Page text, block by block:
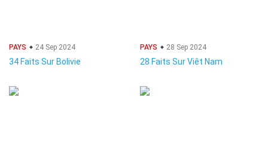
PAYS 24 Sep 2024
34 Faits Sur Bolivie
PAYS 28 Sep 2024
28 Faits Sur Viêt Nam